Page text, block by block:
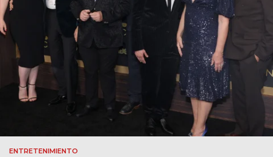
ENTRETENIMIENTO